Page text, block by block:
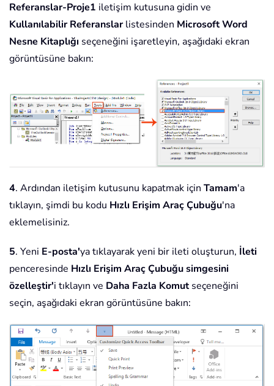
Referanslar-Proje1 iletişim kutusuna gidin ve
Kullanılabilir Referanslarlistesinden Microsoft Word
Nesne Kitaplığı seçeneğini işaretleyin, aşağıdaki ekran
görüntüsüne bakın:
4. Ardından iletişim kutusunu kapatmak için Tamam'a
tıklayın, şimdi bu kodu Hızlı Erişim Araç Çubuğu'na
eklemelisiniz.
5. Yeni E-posta'ya tıklayarak yeni bir ileti oluşturun, İleti
penceresinde Hızlı Erişim Araç Çubuğu simgesini
özelleştir'i tıklayın ve Daha Fazla Komutseçeneğini
seçin, aşağıdaki ekran görüntüsüne bakın: